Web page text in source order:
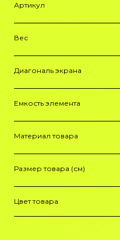
Артикул
Вес
Диагональ экрана
Емкость элемента
Материал товара
Размер товара (см)
Цвет товара